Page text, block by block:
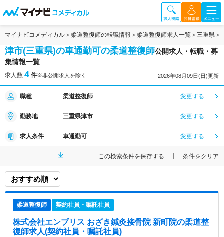
マイナビコメディカル 柔道整復師の転職情報 柔道整復師求人一覧 三重県
津市(三重県)の車通勤可の柔道整復師公開求人・転職・募
集情報一覧
求人数 4 件※非公開求人を除く 2026年08月09日(日)更新
職種 柔道整復師 変更する
勤務地 三重県津市 変更する
求人条件 車通勤可 変更する
この検索条件を保存する 条件をクリア
柔道整復師 契約社員・嘱託社員
株式会社エンブリス おざき鍼灸接骨院 新町院の柔道整
復師求人(契約社員・嘱託社員)